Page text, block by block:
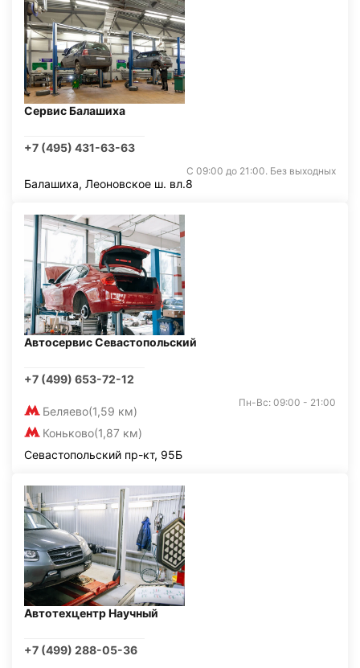
Сервис Балашиха
+7 (495) 431-63-63
С 09:00 до 21:00. Без выходных
Балашиха, Леоновское ш. вл.8
Автосервис Севастопольский
+7 (499) 653-72-12
Беляево(1,59 км)
Коньково(1,87 км)
Пн-Вс: 09:00 - 21:00
Севастопольский пр-кт, 95Б
Автотехцентр Научный
+7 (499) 288-05-36